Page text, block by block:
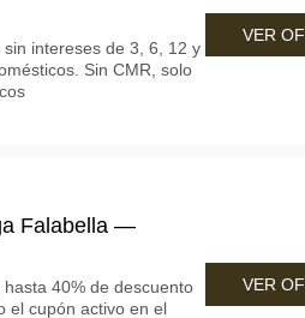
intereses de 3, 6, 12 y
Sin CMR, solo
VER
Falabella —
40% de descuento
el cupón activo en el
VER